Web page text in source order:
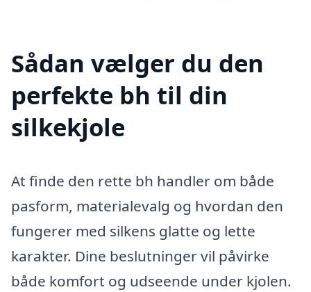
Sådan vælger du den
perfekte bh til din
silkekjole
At finde den rette bh handler om både
pasform, materialevalg og hvordan den
fungerer med silkens glatte og lette
karakter. Dine beslutninger vil påvirke
både komfort og udseende under kjolen.